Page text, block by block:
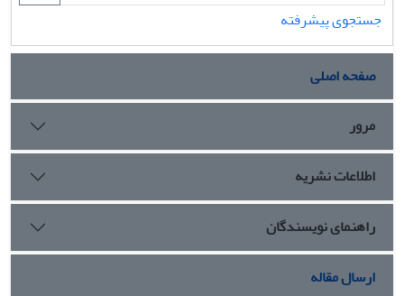
جستجوی پیشرفته
صفحه اصلی
مرور
اطلاعات نشریه
راهنمای نویسندگان
ارسال مقاله